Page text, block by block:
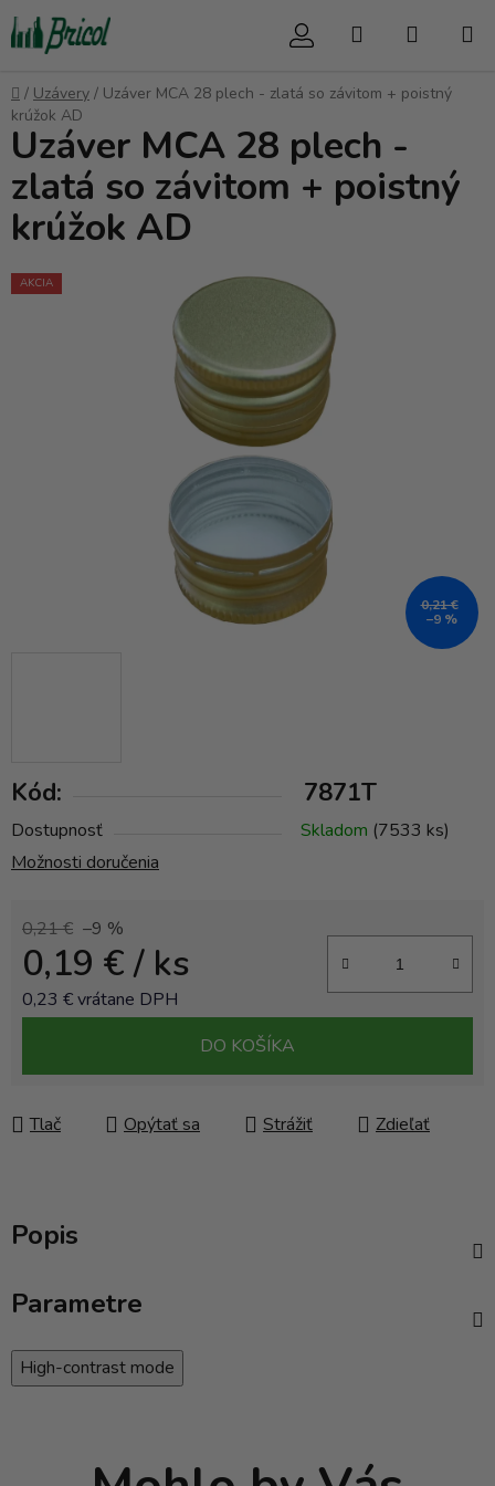
Prejsť
na
obsah
Hľadať
Domov
/ Uzávery / Uzáver MCA 28 plech - zlatá so závitom + poistný
krúžok AD
Kód: 7871T
Dostupnosť Skladom (7533 ks)
Možnosti doručenia
0,21 € –9 %
0,19 €/ ks
0,23 € vrátane DPH
DO KOŠÍKA
Tlač Opýtať sa Strážiť Zdieľať
Uzáver MCA 28 plech -
zlatá so závitom + poistný
krúžok AD
AKCIA
0,21 €
–9 %
Popis
Parametre
High-contrast mode